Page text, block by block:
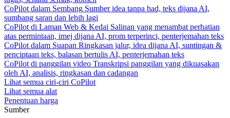
CoPilot dalam Sembang Sumber idea tanpa had, teks dijana AI,
sumbang saran dan lebih lagi
CoPilot di Laman Web & Kedai Salinan yang menambat perhatian
atas permintaan, imej dijana AI, prom terperinci, penterjemahan teks
CoPilot dalam Suapan Ringkasan jalur, idea dijana AI, suntingan &
penciptaan teks, balasan bertulis AI, penterjemahan teks
CoPilot di panggilan video Transkripsi panggilan yang dikuasakan
oleh AI, analisis, ringkasan dan cadangan
Lihat semua ciri-ciri CoPilot
Lihat semua alat
Penentuan harga
Sumber